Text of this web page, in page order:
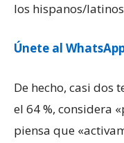
los hispanos/
Únete al
De hecho, casi dos
el 64 %, considera
piensa que